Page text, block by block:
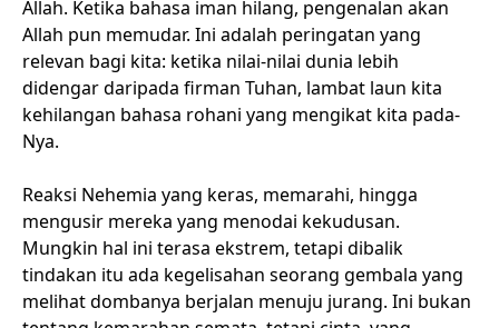
Allah. Ketika bahasa iman hilang, pengenalan akan
Allah pun memudar. Ini adalah peringatan yang
relevan bagi kita: ketika nilai-nilai dunia lebih
didengar daripada firman Tuhan, lambat laun kita
kehilangan bahasa rohani yang mengikat kita pada-
Nya.
Reaksi Nehemia yang keras, memarahi, hingga
mengusir mereka yang menodai kekudusan.
Mungkin hal ini terasa ekstrem, tetapi dibalik
tindakan itu ada kegelisahan seorang gembala yang
melihat dombanya berjalan menuju jurang. Ini bukan